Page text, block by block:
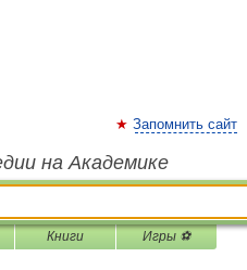
Запомнить сайт
на Академике
Книги Игры ⚽